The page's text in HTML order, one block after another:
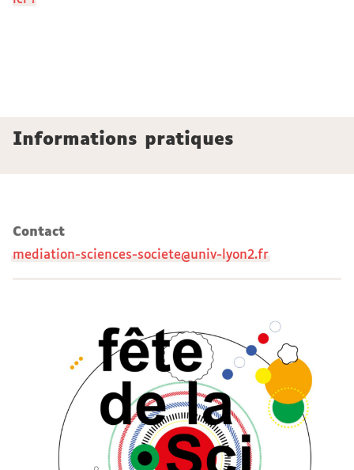
Informations pratiques
Contact
mediation-sciences-societe@univ-lyon2.fr